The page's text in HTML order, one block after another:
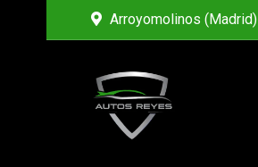
Arroyomolinos (Madrid)